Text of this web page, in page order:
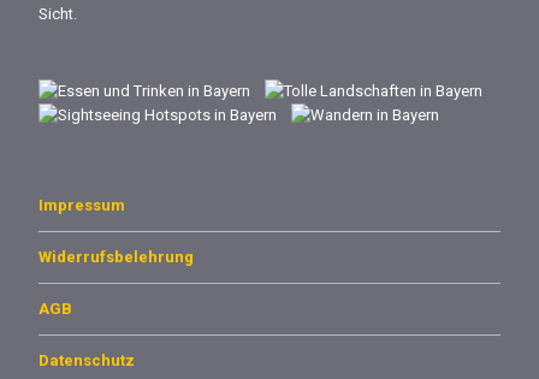
Sicht.
Impressum
Widerrufsbelehrung
AGB
Datenschutz